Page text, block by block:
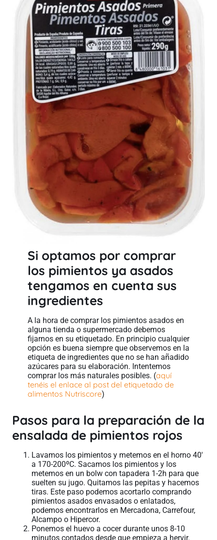
Si optamos por comprar
los pimientos ya asados
tengamos en cuenta sus
ingredientes
A la hora de comprar los pimientos asados en
alguna tienda o supermercado debemos
fijarnos en su etiquetado. En principio cualquier
opción es buena siempre que observemos en la
etiqueta de ingredientes que no se han añadido
azúcares para su elaboración. Intentemos
comprar los más naturales posibles. (aquí
tenéis el enlace al post del etiquetado de
alimentos Nutriscore)
Pasos para la preparación de la
ensalada de pimientos rojos
Lavamos los pimientos y metemos en el horno 40′
a 170-200ºC. Sacamos los pimientos y los
metemos en un bolw con tapadera 1-2h para que
suelten su jugo. Quitamos las pepitas y hacemos
tiras. Este paso podemos acortarlo comprando
pimientos asados envasados o enlatados,
podemos encontrarlos en Mercadona, Carrefour,
Alcampo o Hipercor.
Ponemos el huevo a cocer durante unos 8-10
minutos contados desde que empieza a hervir.